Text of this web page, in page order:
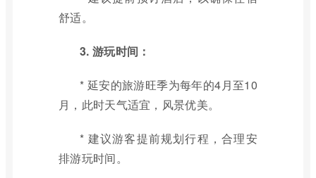
舒适。
3. 游玩时间：
* 延安的旅游旺季为每年的4月至10
月，此时天气适宜，风景优美。
* 建议游客提前规划行程，合理安
排游玩时间。